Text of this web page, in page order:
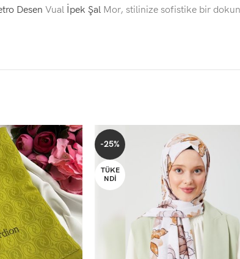
Desen Vual İpek Şal Mor, stilinize sofistike bir
-25%
TÜKE
NDI